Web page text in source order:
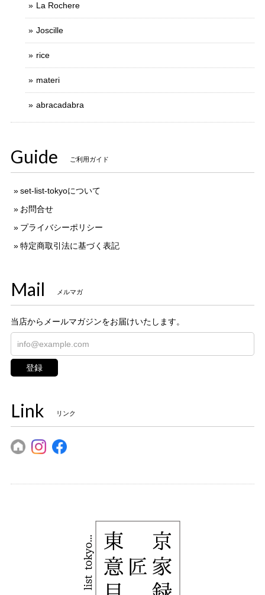
La Rochere
Joscille
rice
materi
abracadabra
Guide ご利用ガイド
set-list-tokyoについて
お問合せ
プライバシーポリシー
特定商取引法に基づく表記
Mail メルマガ
当店からメールマガジンをお届けいたします。
登録
Link リンク